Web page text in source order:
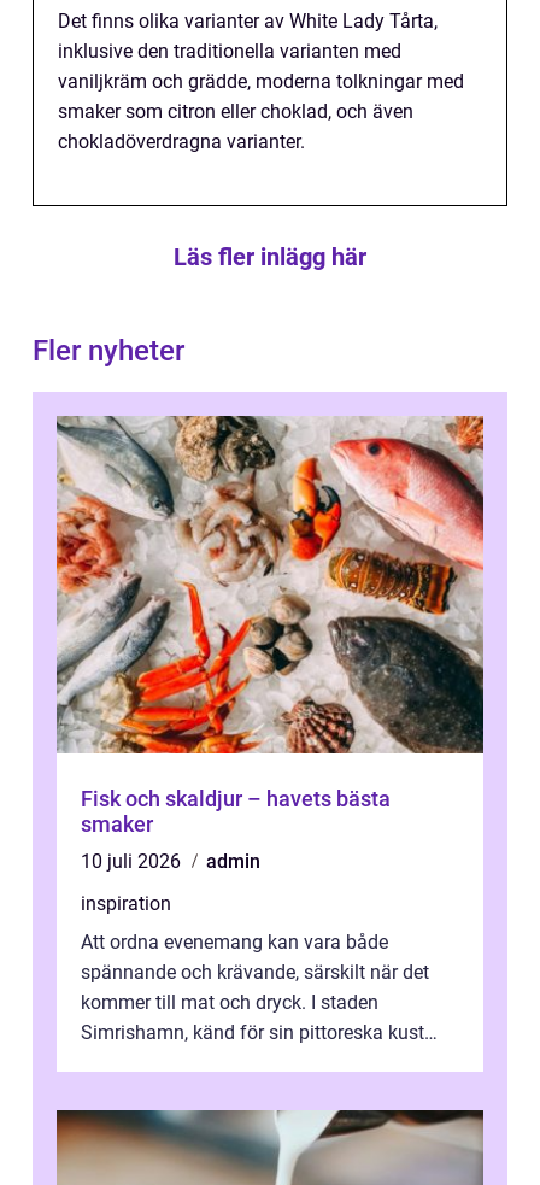
Det finns olika varianter av White Lady Tårta,
inklusive den traditionella varianten med
vaniljkräm och grädde, moderna tolkningar med
smaker som citron eller choklad, och även
chokladöverdragna varianter.
Läs fler inlägg här
Fler nyheter
Fisk och skaldjur – havets bästa
smaker
10 juli 2026
admin
inspiration
Att ordna evenemang kan vara både
spännande och krävande, särskilt när det
kommer till mat och dryck. I staden
Simrishamn, känd för sin pittoreska kust